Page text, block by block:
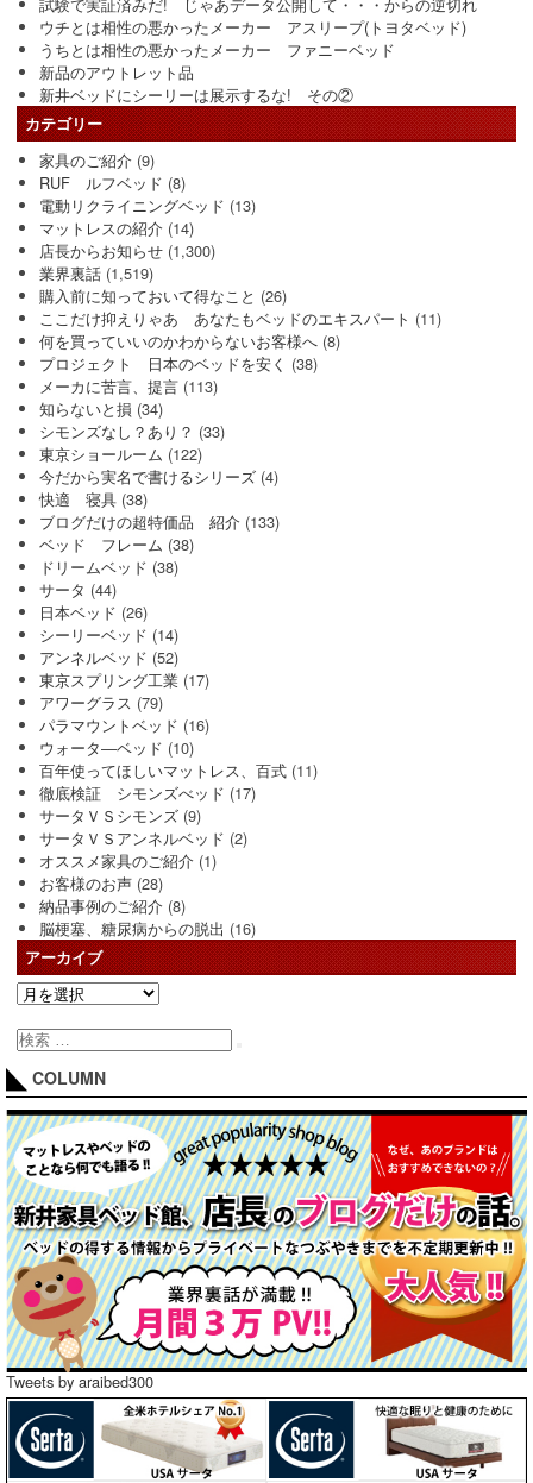
ウチとは相性の悪かったメーカー アスリープ(トヨタベッド)
うちとは相性の悪かったメーカー ファニーベッド
新品のアウトレット品
新井ベッドにシーリーは展示するな! その②
カテゴリー
家具のご紹介 (9)
RUF ルフベッド (8)
電動リクライニングベッド (13)
マットレスの紹介 (14)
店長からお知らせ (1,300)
業界裏話 (1,519)
購入前に知っておいて得なこと (26)
ここだけ抑えりゃあ あなたもベッドのエキスパート (11)
何を買っていいのかわからないお客様へ (8)
プロジェクト 日本のベッドを安く (38)
メーカに苦言、提言 (113)
知らないと損 (34)
シモンズなし？あり？ (33)
東京ショールーム (122)
今だから実名で書けるシリーズ (4)
快適 寝具 (38)
ブログだけの超特価品 紹介 (133)
ベッド フレーム (38)
ドリームベッド (38)
サータ (44)
日本ベッド (26)
シーリーベッド (14)
アンネルベッド (52)
東京スプリング工業 (17)
アワーグラス (79)
パラマウントベッド (16)
ウォータ―ベッド (10)
百年使ってほしいマットレス、百式 (11)
徹底検証 シモンズべッド (17)
サータＶＳシモンズ (9)
サータＶＳアンネルベッド (2)
オススメ家具のご紹介 (1)
お客様のお声 (28)
納品事例のご紹介 (8)
脳梗塞、糖尿病からの脱出 (16)
アーカイブ
COLUMN
Tweets by araibed300